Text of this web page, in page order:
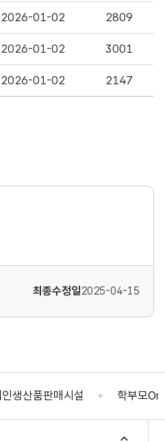
2026-01-02 2809
2026-01-02 3001
2026-01-02 2147
최종수정일2025-04-15
시설 학부모On누리